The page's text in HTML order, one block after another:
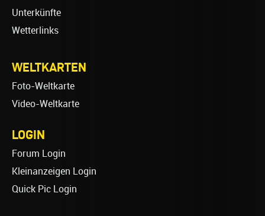
Unterkünfte
Wetterlinks
WELTKARTEN
Foto-Weltkarte
Video-Weltkarte
LOGIN
Forum Login
Kleinanzeigen Login
Quick Pic Login